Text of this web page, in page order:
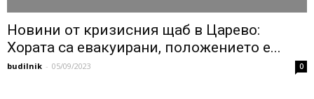
Новини от кризисния щаб в Царево:
Хората са евакуирани, положението е...
budilnik - 05/09/2023 0